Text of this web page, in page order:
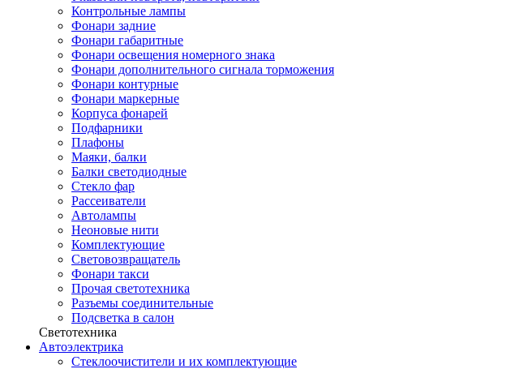
Контрольные лампы
Фонари задние
Фонари габаритные
Фонари освещения номерного знака
Фонари дополнительного сигнала торможения
Фонари контурные
Фонари маркерные
Корпуса фонарей
Подфарники
Плафоны
Маяки, балки
Балки светодиодные
Стекло фар
Рассеиватели
Автолампы
Неоновые нити
Комплектующие
Световозвращатель
Фонари такси
Прочая светотехника
Разъемы соединительные
Подсветка в салон
Светотехника
Автоэлектрика
Стеклоочистители и их комплектующие